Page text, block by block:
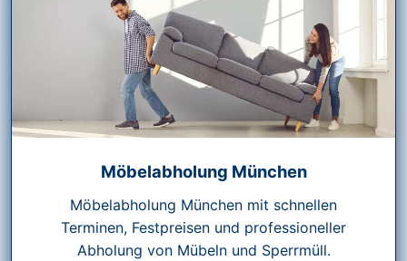
Möbelabholung München
Möbelabholung München mit schnellen
Terminen, Festpreisen und professioneller
Abholung von Mübeln und Sperrmüll.